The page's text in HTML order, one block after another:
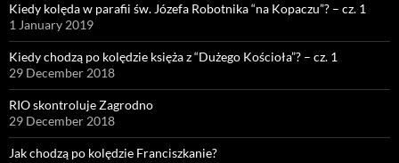
Kiedy kolęda w parafii św. Józefa Robotnika “na Kopaczu”? – cz. 1
1 January 2019
Kiedy chodzą po kolędzie księża z “Dużego Kościoła”? – cz. 1
29 December 2018
RIO skontroluje Zagrodno
29 December 2018
Jak chodzą po kolędzie Franciszkanie?